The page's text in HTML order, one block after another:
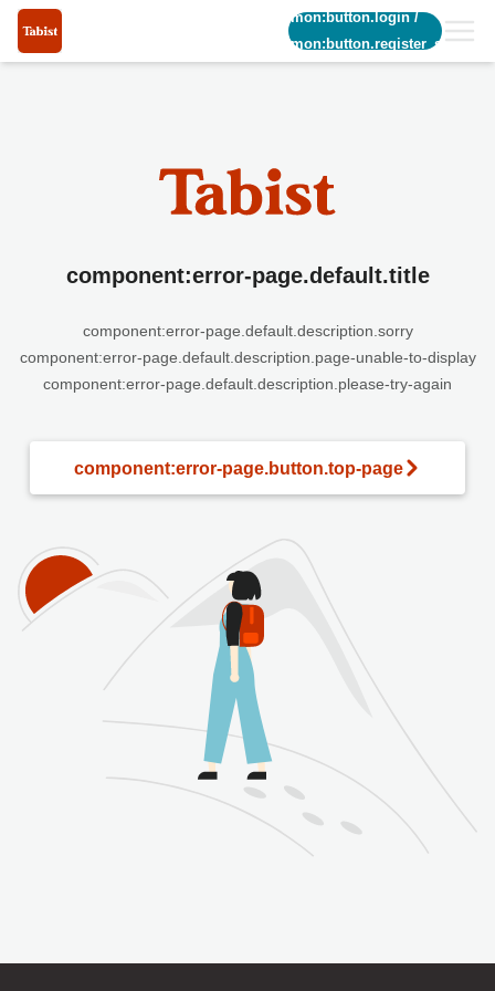
common:button.login/
common:button.register_short
component:error-page.default.title
component:error-page.default.description.sorry
component:error-page.default.description.page-unable-to-display
component:error-page.default.description.please-try-again
component:error-page.button.top-page